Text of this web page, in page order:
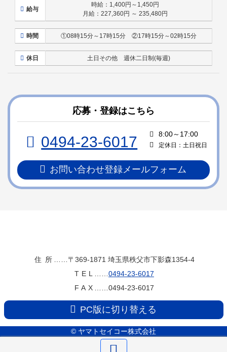
給与
時給：1,400円～1,450円
月給：227,360円 ～ 235,480円
時間 ①08時15分～17時15分 ②17時15分～02時15分
休日 土日その他 週休二日制(毎週)
コ
ン
先
ペ
ー
る
応募・登録はこちら
0494-23-6017 8:00～17:00
定休日：土日祝日
お問い合わせ登録メールフォーム
ヤマトセイコー
株式会社
住所 ……〒369-1871 埼玉県秩父市下影森1354-4
TEL
0494-23-6017
FAX
……0494-23-6017
PC版に切り替える
© ヤマトセイコー株式会社